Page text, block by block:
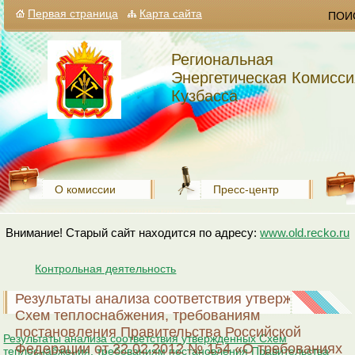
Первая страница Карта сайта
Региональная
Энергетическая
Кузбасса
О комиссии Пресс-центр
Внимание! Старый сайт находится по адресу: www.old.recko.ru
Контрольная деятельность
Результаты анализа соответствия утвержденных
Схем теплоснабжения, требованиям
постановления Правительства Российской
Федерации от 22.02.2012 № 154 «О требованиях
Результаты анализа соответствия утвержденных Схем
теплоснабжения, требованиям постановления Правительства